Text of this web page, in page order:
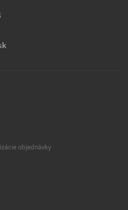
objednávky